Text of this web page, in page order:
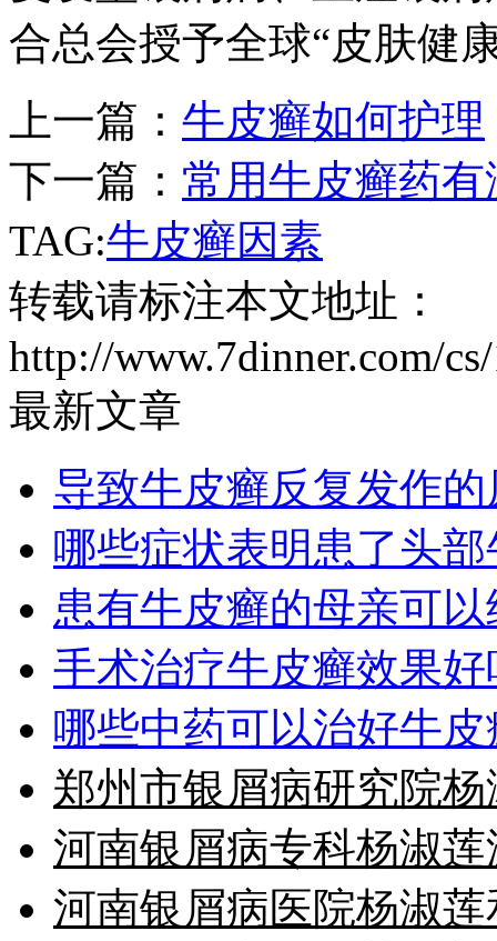
合总会授予全球“皮肤健
上一篇： 牛皮癣如何护理
下一篇： 常用牛皮癣药
TAG:牛皮癣因素
转载请标注本文地址：
http://www.7dinner.com/
最新文章
导致牛皮癣反复发作的
哪些症状表明患了头
患有牛皮癣的母亲可
手术治疗牛皮癣效果好
哪些中药可以治好牛皮
郑州市银屑病研究院
河南银屑病专科杨淑莲
河南银屑病医院杨淑莲